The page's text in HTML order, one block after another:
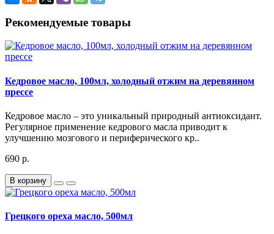
Рекомендуемые товары
Кедровое масло, 100мл, холодный отжим на деревянном
прессе
Кедровое масло – это уникальный природный антиоксидант.
Регулярное применение кедрового масла приводит к
улучшению мозгового и периферического кр..
690 р.
В корзину
Грецкого ореха масло, 500мл